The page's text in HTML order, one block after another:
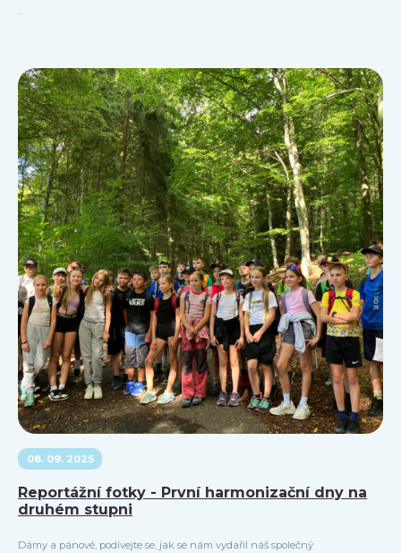
...
08. 09. 2025
Reportážní fotky - První harmonizační dny na
druhém stupni
Dámy a pánové, podívejte se, jak se nám vydařil náš společný